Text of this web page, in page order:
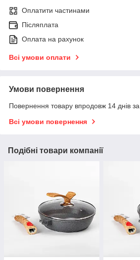
Оплатити частинами
Післяплата
Оплата на рахунок
Всі умови оплати
Умови повернення
Повернення товару впродовж 14 днів
Всі умови повернення
Подібні товари компанії